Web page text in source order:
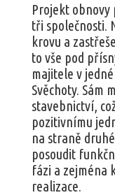
Projekt obnovy
tři společnosti.
krovu a
to vše pod
majitele v
Svěchoty. Sám
stavebnictví,
pozitivnímu
na straně
posoudit
fázi a zejména
realizace.